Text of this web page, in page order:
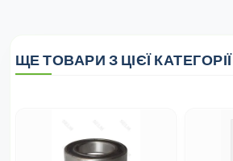
ЩЕ ТОВАРИ З ЦІЄЇ КАТЕГОРІЇ